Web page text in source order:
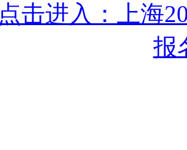
点击进入：上海
报